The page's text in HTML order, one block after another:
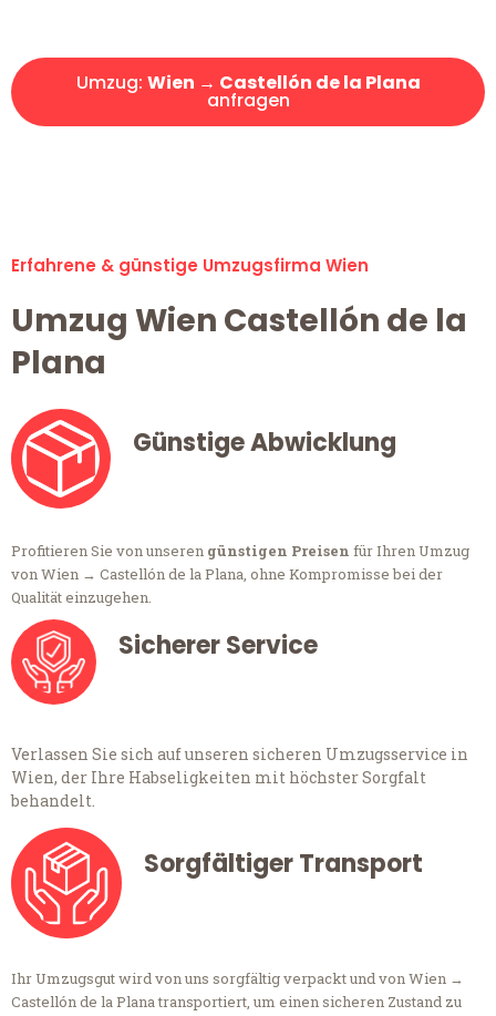
Umzug: Wien → Castellón de la Plana
anfragen
Erfahrene & günstige Umzugsfirma Wien
Umzug Wien Castellón de la
Plana
Günstige Abwicklung
Profitieren Sie von unseren günstigen Preisen für Ihren Umzug
von Wien → Castellón de la Plana, ohne Kompromisse bei der
Qualität einzugehen.
Sicherer Service
Verlassen Sie sich auf unseren sicheren Umzugsservice in
Wien, der Ihre Habseligkeiten mit höchster Sorgfalt
behandelt.
Sorgfältiger Transport
Ihr Umzugsgut wird von uns sorgfältig verpackt und von Wien →
Castellón de la Plana transportiert, um einen sicheren Zustand zu